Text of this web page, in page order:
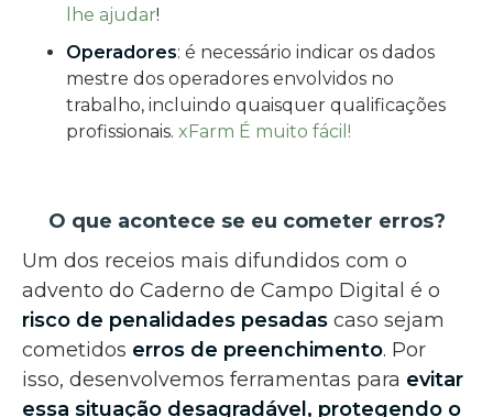
lhe ajudar!
Operadores: é necessário indicar os dados
mestre dos operadores envolvidos no
trabalho, incluindo quaisquer qualificações
profissionais. xFarm É muito fácil!
O que acontece se eu cometer erros?
Um dos receios mais difundidos com o
advento do Caderno de Campo Digital é o
risco de penalidades pesadas caso sejam
cometidos erros de preenchimento. Por
isso, desenvolvemos ferramentas para evitar
essa situação desagradável, protegendo o